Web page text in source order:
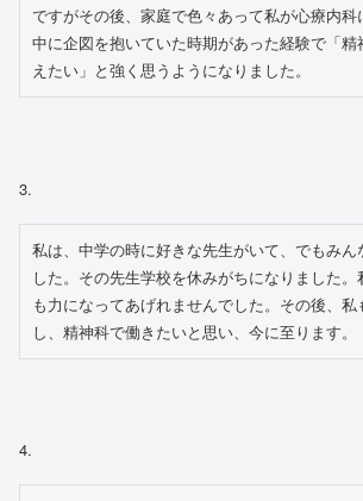
ですがその後、家庭で色々あって私が心療内科
中に企図を抱いていた時期があった経験で「精
えたい」と強く思うようになりました。
3.
私は、中学の時に好きな先生がいて、でもみん
した。その先生学校を休みがちになりました
も力になってあげれませんでした。その後、
し、精神科で働きたいと思い、今に至ります。
4.